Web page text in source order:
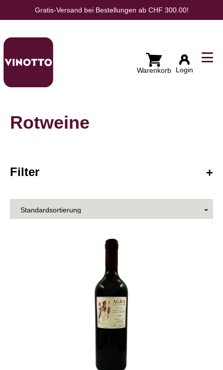
Gratis-Versand bei Bestellungen ab CHF 300.00!
Wunschliste Login
Rotweine
Filter